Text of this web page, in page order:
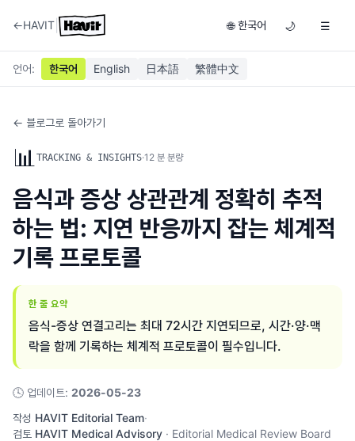
←HAVIT 🌐 한국어 🌙 ☰
언어: 한국어 English 日本語 繁體中文
← 블로그로 돌아가기
📊 TRACKING & INSIGHTS·12 분 분량
음식과 증상 상관관계 정확히 추적
하는 법: 지연 반응까지 잡는 체계적
기록 프로토콜
한 줄 요약
음식-증상 연결고리는 최대 72시간 지연되므로, 시간·양·맥
락을 함께 기록하는 체계적 프로토콜이 필수입니다.
🕓 업데이트: 2026-05-23
작성 HAVIT Editorial Team·
검토 HAVIT Medical Advisory · Editorial Medical Review Board